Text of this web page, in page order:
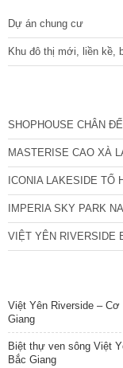
Dự án chung cư
Khu đô thị mới, liền kề,
SHOPHOUSE CHÂN
MASTERISE CAO XÀ
ICONIA LAKESIDE TỐ
IMPERIA SKY PARK
VIỆT YÊN RIVERSIDE
Việt Yên Riverside –
Giang
Biệt thự ven sông Việt
Bắc Giang